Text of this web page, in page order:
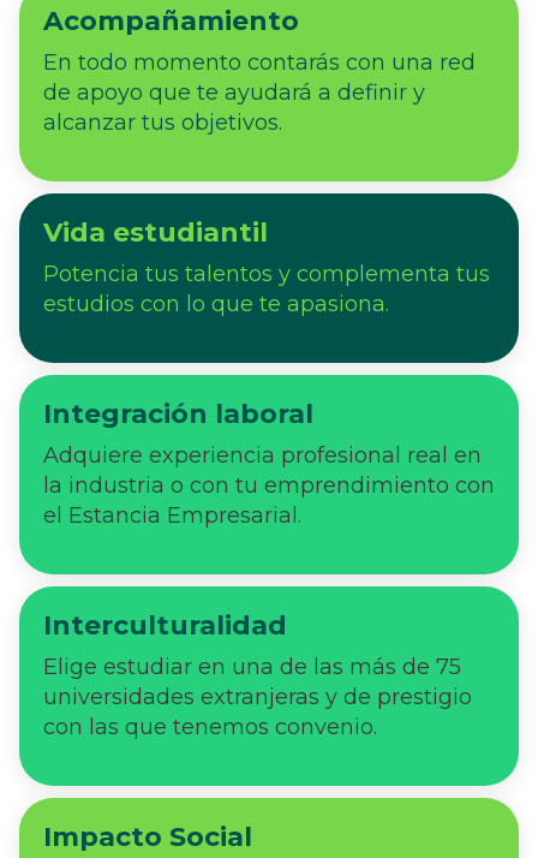
Acompañamiento
En todo momento contarás con una red
de apoyo que te ayudará a definir y
alcanzar tus objetivos.
Vida estudiantil
Potencia tus talentos y complementa tus
estudios con lo que te apasiona.
Integración laboral
Adquiere experiencia profesional real en
la industria o con tu emprendimiento con
el Estancia Empresarial.
Interculturalidad
Elige estudiar en una de las más de 75
universidades extranjeras y de prestigio
con las que tenemos convenio.
Impacto Social